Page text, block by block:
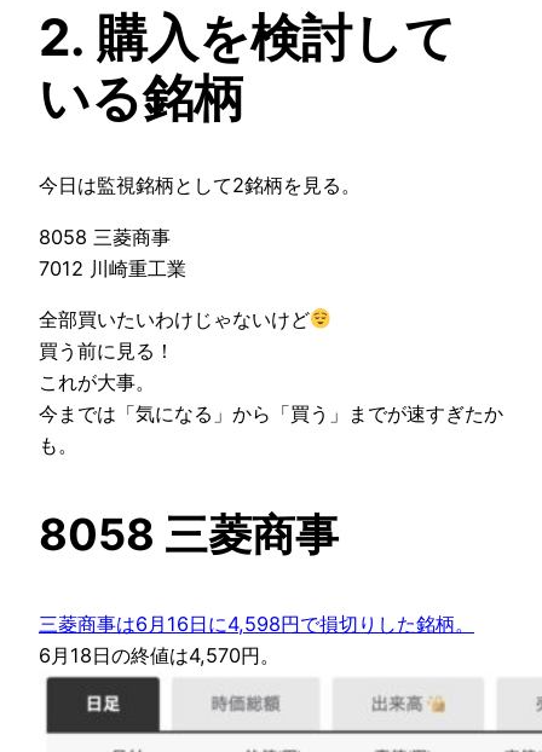
2. 購入を検討して
いる銘柄
今日は監視銘柄として2銘柄を見る。
8058 三菱商事
7012 川崎重工業
全部買いたいわけじゃないけど
買う前に見る！
これが大事。
今までは「気になる」から「買う」までが速すぎたか
も。
8058 三菱商事
三菱商事は6月16日に4,598円で損切りした銘柄。
6月18日の終値は4,570円。